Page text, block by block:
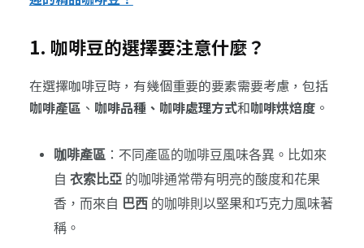
1. 咖啡豆的選擇要注意什麼？
在選擇咖啡豆時，有幾個重要的要素需要考慮，包括
咖啡產區 、 咖啡品種、咖啡處理方式和咖啡烘焙度。
咖啡產區：不同產區的咖啡豆風味各異。比如來
自 衣索比亞的咖啡通常帶有明亮的酸度和花果
香，而來自 巴西的咖啡則以堅果和巧克力風味著
稱。